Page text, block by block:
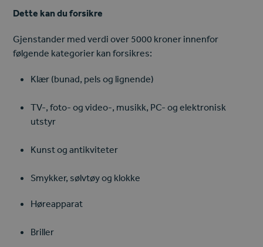
Dette kan du forsikre
Gjenstander med verdi over 5000 kroner innenfor
følgende kategorier kan forsikres:
Klær (bunad, pels og lignende)
TV-, foto- og video-, musikk, PC- og elektronisk
utstyr
Kunst og antikviteter
Smykker, sølvtøy og klokke
Høreapparat
Briller